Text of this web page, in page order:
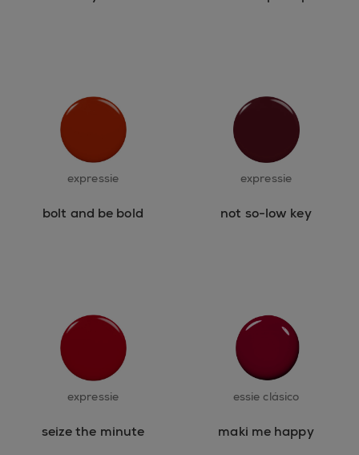
expressie
bolt and be bold
expressie
not so-low key
expressie
seize the minute
essie clásico
maki me happy